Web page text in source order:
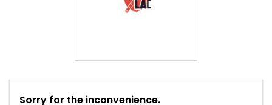
Sorry for the inconvenience.